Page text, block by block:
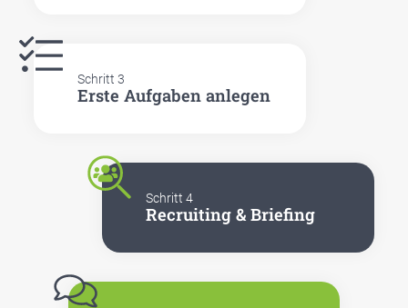
Schritt 3
Ers­te Auf­ga­ben anle­gen
Schritt 4
Recrui­ting & Brie­fing